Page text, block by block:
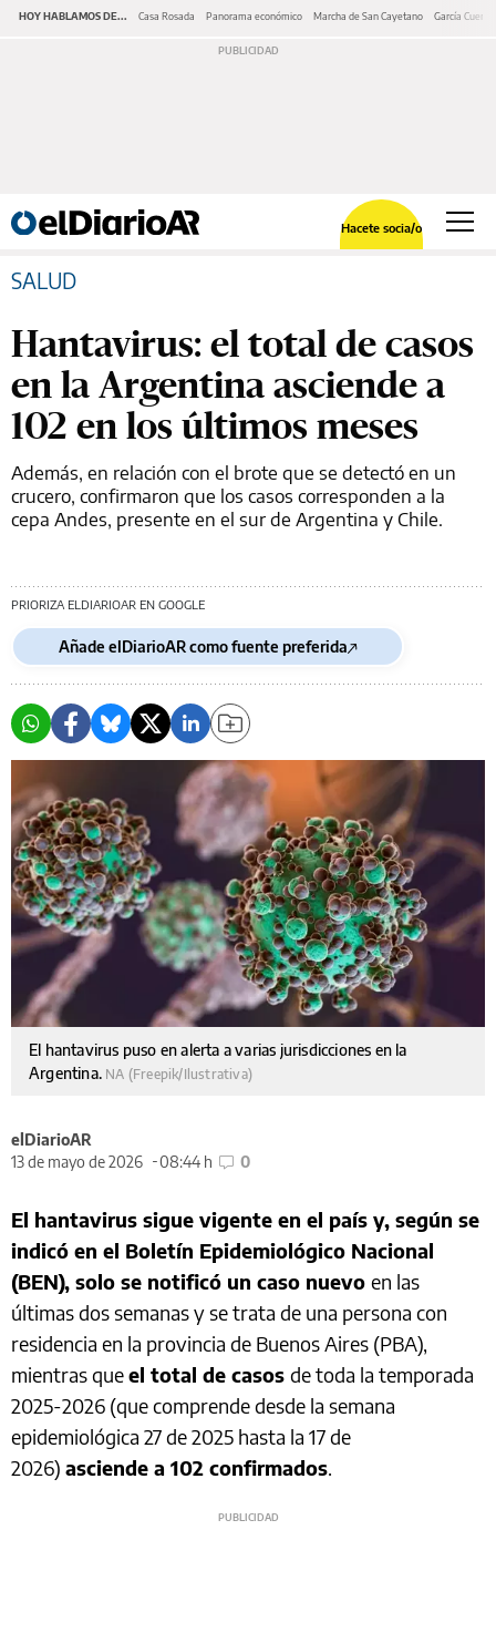
HOY HABLAMOS DE... Casa Rosada Panorama económico Marcha de San Cayetano García Cuerva
Hacete socia/o
SALUD
Hantavirus: el total de casos
en la Argentina asciende a
102 en los últimos meses
Además, en relación con el brote que se detectó en un
crucero, confirmaron que los casos corresponden a la
cepa Andes, presente en el sur de Argentina y Chile.
PRIORIZA ELDIARIOAR EN GOOGLE
Añade elDiarioAR como fuente preferida
El hantavirus puso en alerta a varias jurisdicciones en la
Argentina. NA (Freepik/Ilustrativa)
elDiarioAR
13 de mayo de 2026
08:44 h 0
El hantavirus sigue vigente en el país y, según se
indicó en el Boletín Epidemiológico Nacional
(BEN), solo se notificó un caso nuevo en las
últimas dos semanas y se trata de una persona con
residencia en la provincia de Buenos Aires (PBA),
mientras queel total de casos de toda la temporada
2025-2026 (que comprende desde la semana
epidemiológica 27 de 2025 hasta la 17 de
2026) asciende a 102 confirmados.